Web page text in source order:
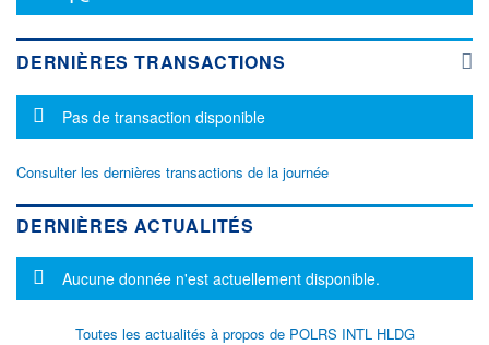
DERNIÈRES TRANSACTIONS
Message d'information
Pas de transaction disponible
Consulter les dernières transactions de la journée
DERNIÈRES ACTUALITÉS
Message d'information
Aucune donnée n'est actuellement disponible.
Toutes les actualités à propos de POLRS INTL HLDG